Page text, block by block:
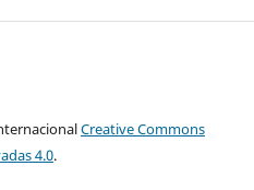
Creative Commons
4.0.